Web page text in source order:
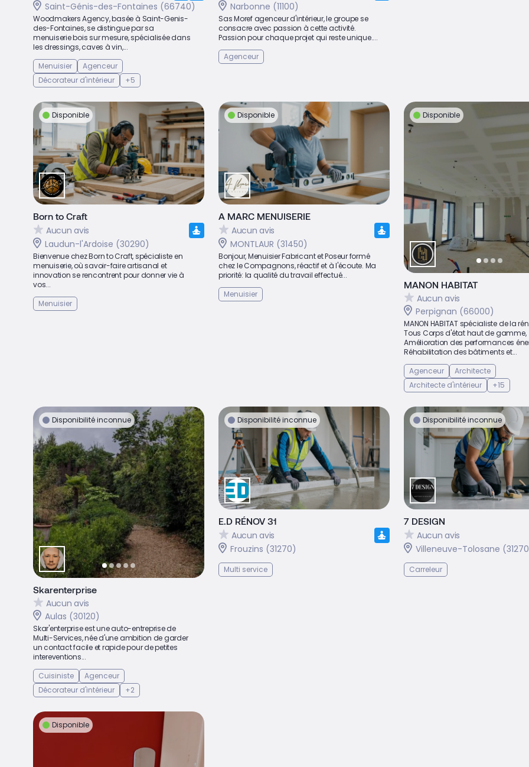
Saint-Génis-des-Fontaines (66740)
Woodmakers Agency, basée à Saint-Genis-
des-Fontaines, se distingue par sa
menuiserie bois sur mesure, spécialisée dans
les dressings, caves à vin,...
Menuisier
Agenceur
Décorateur d'intérieur
+5
Narbonne (11100)
Sas Moref agenceur d'intérieur, le groupe se
consacre avec passion à cette activité.
Passion pour chaque projet qui reste unique....
Agenceur
Disponible
Born to Craft
Aucun avis
Laudun-l'Ardoise (30290)
Bienvenue chez Born to Craft, spécialiste en
menuiserie, où savoir-faire artisanal et
innovation se rencontrent pour donner vie à
vos...
Menuisier
Disponible
A MARC MENUISERIE
Aucun avis
MONTLAUR (31450)
Bonjour, Menuisier Fabricant et Poseur formé
chez le Compagnons, réactif et à l'écoute. Ma
priorité: la qualité du travail effectué...
Menuisier
Disponible
MANON HABITAT
Aucun avis
Perpignan (66000)
MANON HABITAT spécialiste de la
Tous Corps d'état haut de gamme,
Amélioration des performances
Réhabilitation des bâtiments et...
Agenceur
Architecte
Architecte d'intérieur
+15
Disponibilité inconnue
Skarenterprise
Aucun avis
Aulas (30120)
Skar'enterprise est une auto-entreprise de
Multi-Services, née d'une ambition de garder
un contact facile et rapide pour de petites
intereventions...
Cuisiniste
Agenceur
Décorateur d'intérieur
+2
Disponibilité inconnue
E.D RÉNOV 31
Aucun avis
Frouzins (31270)
Multi service
Disponibilité inconnue
7 DESIGN
Aucun avis
Villeneuve-Tolosane
Carreleur
Disponible